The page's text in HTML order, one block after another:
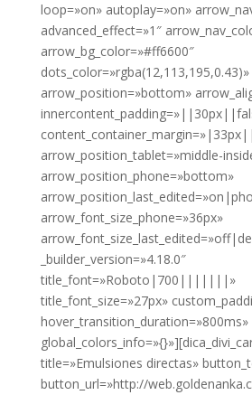
loop=»on» autoplay=»on»
advanced_effect=»1″
arrow_bg_color=»#ff6600″
dots_color=»rgba(12,113,195,0.43)»
arrow_position=»bottom»
arrow_position_tablet=»middle-
arrow_position_phone=»bottom»
arrow_font_size_phone=»36px»
_builder_version=»4.18.0″
title_font=»Roboto|700|||||||»
title_font_size=»27px»
hover_transition_duration=»800ms»
title=»Emulsiones directas»
button_url=»http://